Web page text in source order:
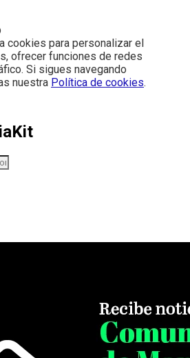
cookies para personalizar el
ofrecer funciones de redes
Si sigues navegando
nuestra Política de cookies.